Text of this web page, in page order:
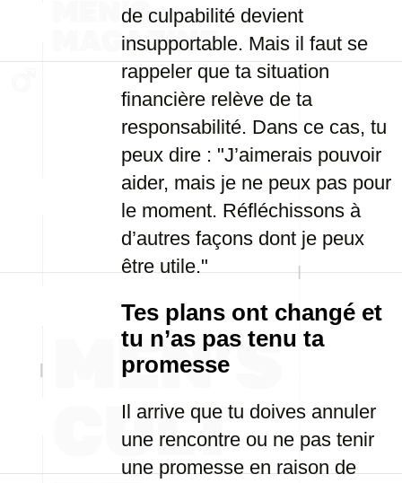
de culpabilité devient
insupportable. Mais il faut se
rappeler que ta situation
financière relève de ta
responsabilité. Dans ce cas, tu
peux dire : "J’aimerais pouvoir
aider, mais je ne peux pas pour
le moment. Réfléchissons à
d’autres façons dont je peux
être utile."
Tes plans ont changé et
tu n’as pas tenu ta
promesse
Il arrive que tu doives annuler
une rencontre ou ne pas tenir
une promesse en raison de